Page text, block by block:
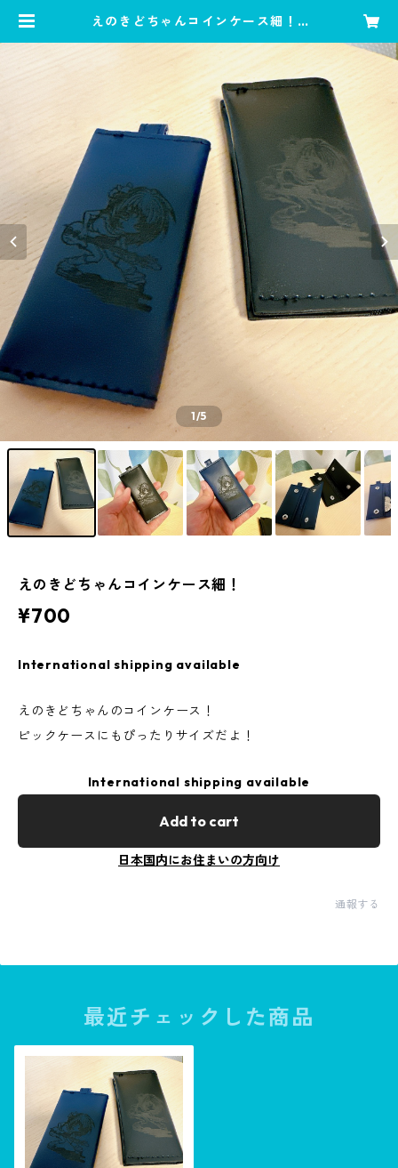
えのきどちゃんコインケース細！ |
1/5
えのきどちゃんコインケース細！
¥700
International shipping available
えのきどちゃんのコインケース！
ピックケースにもぴったりサイズだよ！
International shipping available
Add to cart
日本国内にお住まいの方向け
通報する
最近チェックした商品